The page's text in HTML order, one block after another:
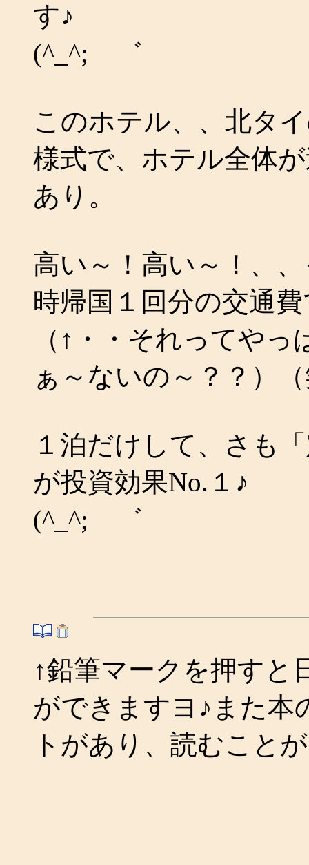
す♪
(^_^;ゝ゛
このホテル、、北タ
様式で、ホテル全体
あり。
高い～！高い～！、
時帰国１回分の交通
（↑・・それってや
ぁ～ないの～？？）
１泊だけして、さも
が投資効果No.１♪
(^_^;ゝ゛
↑鉛筆マークを押すと
ができますヨ♪また本
トがあり、読むこと